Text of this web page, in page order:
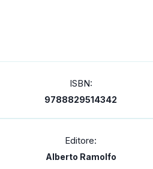
ISBN:
9788829514342
Editore:
Alberto Ramolfo